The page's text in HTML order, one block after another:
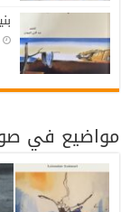
مواضيع في